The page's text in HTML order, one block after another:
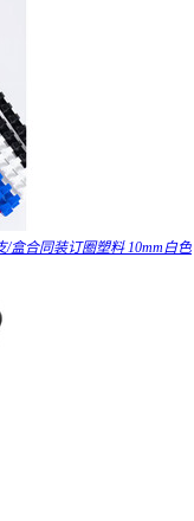
盒合同装订圈塑料 10mm白色